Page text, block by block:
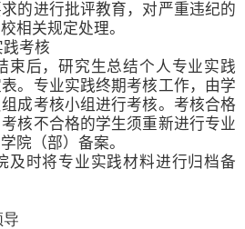
的进行批评教育，对严重违纪的
相关规定处理。
践考核
束后，研究生总结个人专业实践
。专业实践终期考核工作，由学
成考核小组进行考核。考核合格
核不合格的学生须重新进行专业
院（部）备案。
及时将专业实践材料进行归档备
导